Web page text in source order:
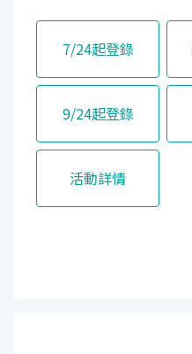
7/24起登錄
9/24起登錄
活動詳情